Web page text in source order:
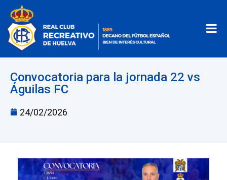
Convocatoria para la jornada 22 vs
Águilas FC
24/02/2026